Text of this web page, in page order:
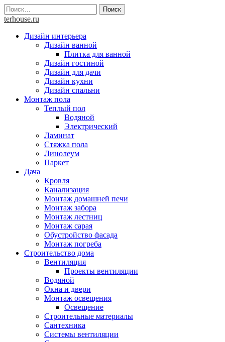
Skip
to
Найти:
terhouse.ru
Дизайн интерьера
Дизайн ванной
Плитка для ванной
Дизайн гостиной
Дизайн для дачи
Дизайн кухни
Дизайн спальни
Монтаж пола
Теплый пол
Водяной
Электрический
Ламинат
Стяжка пола
Линолеум
Паркет
Дача
Кровля
Канализация
Монтаж домашней печи
Монтаж забора
Монтаж лестниц
Монтаж сарая
Обустройство фасада
Монтаж погреба
Строительство дома
Вентиляция
Проекты вентиляции
Водяной
Окна и двери
Монтаж освещения
Освещение
Строительные материалы
Сантехника
Системы вентиляции